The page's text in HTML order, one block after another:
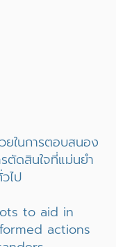
ยในการตอบสนอง
ตัดสินใจที่แม่นยำ
ไป
to aid in
actions